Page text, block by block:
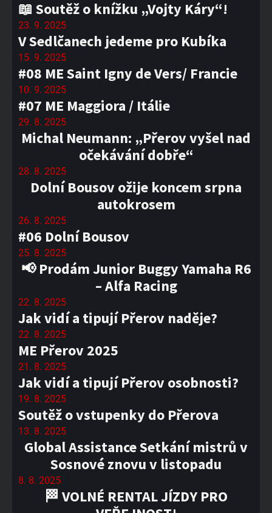
📖 Soutěž o knížku „Vojty Káry“!
23. 9. 2025
V Sedlčanech jedeme pro Kubíka
15. 9. 2025
#08 ME Saint Igny de Vers/ Francie
10. 9. 2025
#07 ME Maggiora / Itálie
29. 8. 2025
Michal Neumann: „Přerov vyšel nad
očekávání dobře“
28. 8. 2025
Dolní Bousov ožije koncem srpna
autokrosem
26. 8. 2025
#06 Dolní Bousov
25. 8. 2025
📢 Prodám Junior Buggy Yamaha R6
– Alfa Racing
22. 8. 2025
Jak vidí a tipují Přerov naděje?
22. 8. 2025
ME Přerov 2025
21. 8. 2025
Jak vidí a tipují Přerov osobnosti?
19. 8. 2025
Soutěž o vstupenky do Přerova
13. 8. 2025
Global Assistance Setkání mistrů v
Sosnové znovu v listopadu
8. 8. 2025
🏁 VOLNÉ RENTAL JÍZDY PRO